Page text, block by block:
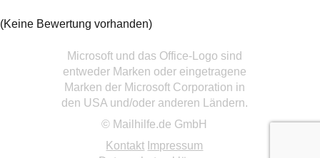
(Keine Bewertung vorhanden)
Microsoft und das Office-Logo sind
entweder Marken oder eingetragene
Marken der Microsoft Corporation in
den USA und/oder anderen Ländern.
© Mailhilfe.de GmbH
Kontakt Impressum